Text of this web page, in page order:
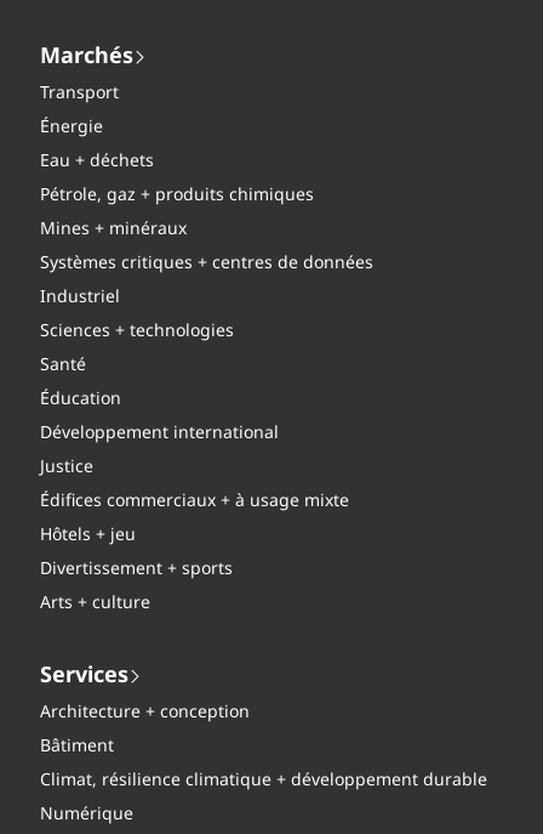
Marchés
Transport
Énergie
Eau + déchets
Pétrole, gaz + produits chimiques
Mines + minéraux
Systèmes critiques + centres de données
Industriel
Sciences + technologies
Santé
Éducation
Développement international
Justice
Édifices commerciaux + à usage mixte
Hôtels + jeu
Divertissement + sports
Arts + culture
Services
Architecture + conception
Bâtiment
Climat, résilience climatique + développement durable
Numérique